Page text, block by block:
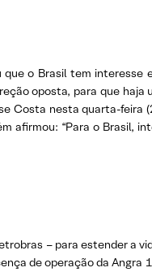
o Brasil tem interesse
oposta, para que
Costa nesta quarta-feira
afirmou: “Para o Brasil,
– para estender a
de operação da Angra